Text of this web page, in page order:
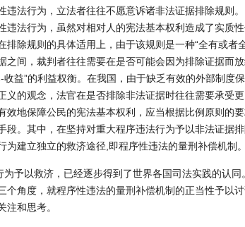
法行为，立法者往往不愿意诉诸非法证据排除规则。
法行为，虽然对相对人的宪法基本权利造成了实质性
除规则的具体适用上，由于该规则是一种“全有或者
之间，裁判者往往需要在是否可能会因为排除证据而
益”的利益权衡。在我国，由于缺乏有效的外部制度
义的观念，法官在是否排除非法证据时往往需要承受
效地保障公民的宪法基本权利，应当根据比例原则的
段。其中，在坚持对重大程序违法行为予以非法证据
建立独立的救济途径,即程序性违法的量刑补偿机制。
予以救济，已经逐步得到了世界各国司法实践的认同
个角度，就程序性违法的量刑补偿机制的正当性予以
和思考。